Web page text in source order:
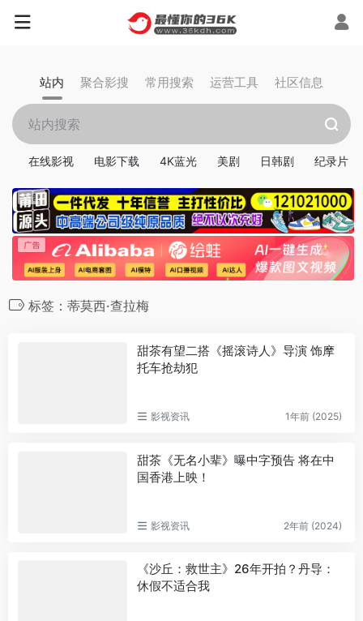
站内 聚合影搜 常用搜索 运营工具 社区信息
在线影视 电影下载 4K蓝光 美剧 日韩剧 纪录片
标签：蒂莫西·查拉梅
甜茶有望二搭《摇滚诗人》导演 饰摩
托车抢劫犯
影视资讯 1年前 (2025)
甜茶《无名小辈》曝中字预告 将在中
国香港上映！
影视资讯 2年前 (2024)
《沙丘：救世主》26年开拍？丹导：
休假不适合我